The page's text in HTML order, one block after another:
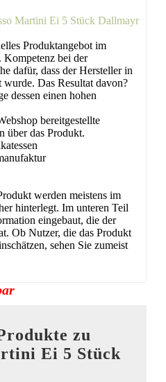
Produktangebot im
Kompetenz bei der
dafür, dass der Hersteller in
Das Resultat davon?
dessen einen hohen
bereitgestellte
über das Produkt.
werden meistens im
hinterlegt. Im unteren Teil
eingebaut, die der
Ob Nutzer, die das Produkt
sehen Sie zumeist
zu
Ei 5 Stück